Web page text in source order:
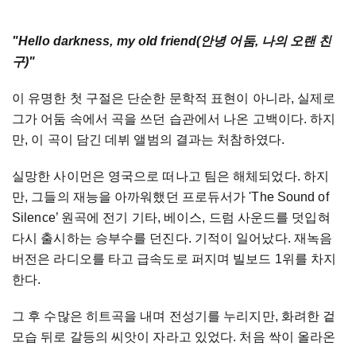
"Hello darkness, my old friend(안녕 어둠, 나의 오랜 친
구)"
이 유명한 첫 구절은 단순한 문학적 표현이 아니라, 실제로
그가 어둠 속에서 곡을 쓰던 습관에서 나온 고백이다.하지
만, 이 곡이 담긴 데뷔 앨범의 결과는 처참하였다.
실망한 사이먼은 영국으로 떠나고 팀은 해체되었다. 하지
만, 그들의 재능을 아까워했던 프로듀서가 'The Sound of
Silence’ 원곡에 전기 기타, 베이스, 드럼 사운드를 덧입혀
다시
출시하는 승부수를 던진다. 기적이 일어났다. 재녹음
버전은 라디오를 타고 급속도로 퍼지며 빌보드 1위를 차지
한다.
그 후 수많은 히트곡을 내며 전성기를 누리지만, 화려한 겉
모습 뒤로 갈등의 씨앗이 자라고 있었다. 처음 싹이
올라온